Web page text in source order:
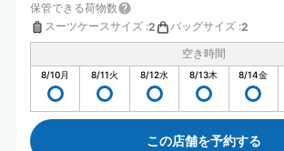
保管できる荷物数
スーツケースサイズ :2 バッグサイズ :2
空き時間
8/10月 8/11火 8/12水 8/13木 8/14金
この店舗を予約する